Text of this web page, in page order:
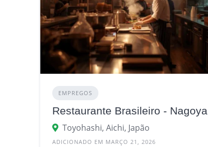
EMPREGOS
Restaurante Brasileiro - Nagoya
Toyohashi, Aichi, Japão
ADICIONADO EM MARÇO 21, 2026